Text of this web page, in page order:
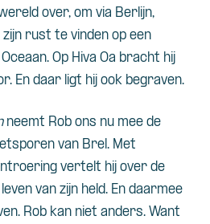
over, om via Berlijn,
zijn rust te vinden op een
Op Hiva Oa bracht hij
En daar ligt hij ook begraven.
neemt Rob ons nu mee de
van Brel. Met
vertelt hij over de
van zijn held. En daarmee
Rob kan niet anders. Want